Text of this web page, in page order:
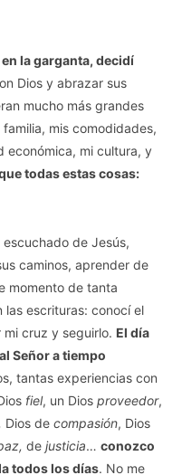
la garganta, decidí
Dios y abrazar sus
mucho más grandes
mis comodidades,
económica, mi cultura, y
todas estas cosas:
de Jesús,
caminos, aprender de
momento de tanta
las escrituras: conocí el
cruz y seguirlo. El día
Señor a tiempo
tantas experiencias con
fiel, un Dios proveedor,
Dios de compasión, Dios
de justicia… conozco
todos los días. No me